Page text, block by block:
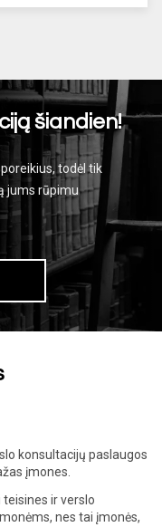
šiandien!
todėl tik
jums rūpimu
konsultacijų paslaugos
įmones.
ir verslo
nes tai įmonės,